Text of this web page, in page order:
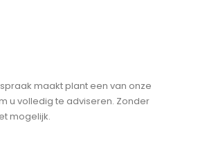
maakt plant een van onze
u volledig te adviseren. Zonder
mogelijk.